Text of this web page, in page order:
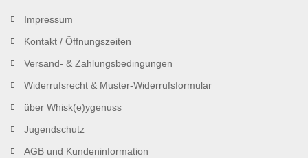
Impressum
Kontakt / Öffnungszeiten
Versand- & Zahlungsbedingungen
Widerrufsrecht & Muster-Widerrufsformular
über Whisk(e)ygenuss
Jugendschutz
AGB und Kundeninformation